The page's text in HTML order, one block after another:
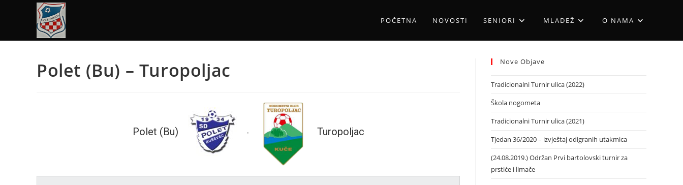
POČETNA NOVOSTI SENIORI MLADEŽ O NAMA
Polet (Bu) – Turopoljac
Polet (Bu) - Turopoljac
Nove Objave
Tradicionalni Turnir ulica (2022)
Škola nogometa
Tradicionalni Turnir ulica (2021)
Tjedan 36/2020 – izvještaj odigranih utakmica
(24.08.2019.) Održan Prvi bartolovski turnir za
prstiće i limače